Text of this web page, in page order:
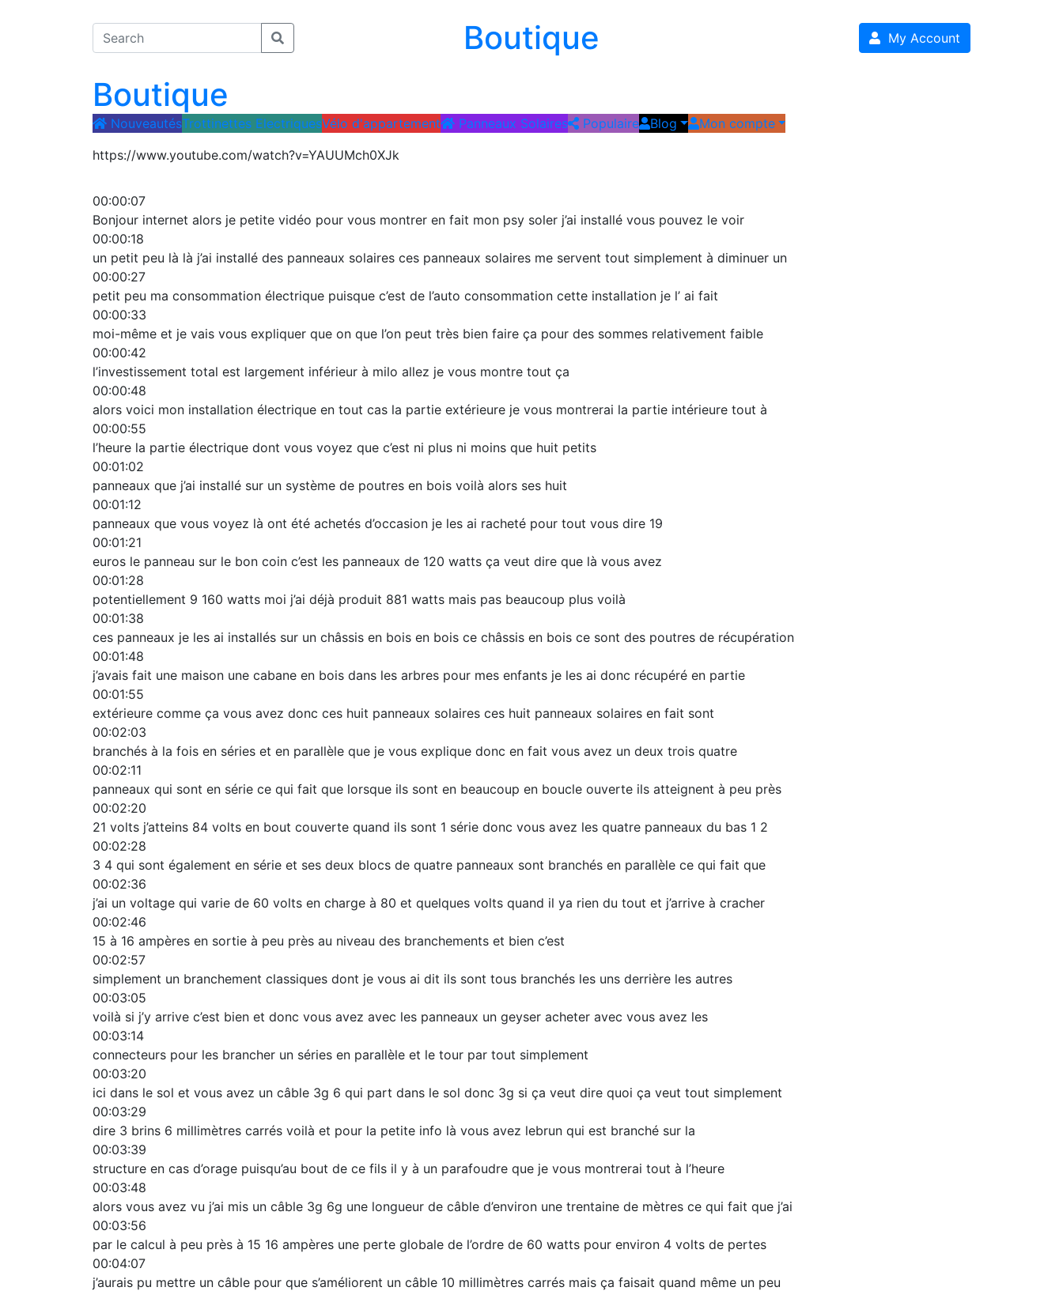
Boutique My Account
Boutique
NouveautésTrottinettes ElectriquesVélo d'appartement Panneaux Solaires Populaire Blog
Mon compte
https://www.youtube.com/watch?v=YAUUMch0XJk
00:00:07
Bonjour internet alors je petite vidéo pour vous montrer en fait mon psy soler j’ai installé vous pouvez le voir
00:00:18
un petit peu là là j’ai installé des panneaux solaires ces panneaux solaires me servent tout simplement à diminuer un
00:00:27
petit peu ma consommation électrique puisque c’est de l’auto consommation cette installation je l’ ai fait
00:00:33
moi-même et je vais vous expliquer que on que l’on peut très bien faire ça pour des sommes relativement faible
00:00:42
l’investissement total est largement inférieur à milo allez je vous montre tout ça
00:00:48
alors voici mon installation électrique en tout cas la partie extérieure je vous montrerai la partie intérieure tout à
00:00:55
l’heure la partie électrique dont vous voyez que c’est ni plus ni moins que huit petits
00:01:02
panneaux que j’ai installé sur un système de poutres en bois voilà alors ses huit
00:01:12
panneaux que vous voyez là ont été achetés d’occasion je les ai racheté pour tout vous dire 19
00:01:21
euros le panneau sur le bon coin c’est les panneaux de 120 watts ça veut dire que là vous avez
00:01:28
potentiellement 9 160 watts moi j’ai déjà produit 881 watts mais pas beaucoup plus voilà
00:01:38
ces panneaux je les ai installés sur un châssis en bois en bois ce châssis en bois ce sont des poutres de récupération
00:01:48
j’avais fait une maison une cabane en bois dans les arbres pour mes enfants je les ai donc récupéré en partie
00:01:55
extérieure comme ça vous avez donc ces huit panneaux solaires ces huit panneaux solaires en fait sont
00:02:03
branchés à la fois en séries et en parallèle que je vous explique donc en fait vous avez un deux trois quatre
00:02:11
panneaux qui sont en série ce qui fait que lorsque ils sont en beaucoup en boucle ouverte ils atteignent à peu près
00:02:20
21 volts j’atteins 84 volts en bout couverte quand ils sont 1 série donc vous avez les quatre panneaux du bas 1 2
00:02:28
3 4 qui sont également en série et ses deux blocs de quatre panneaux sont branchés en parallèle ce qui fait que
00:02:36
j’ai un voltage qui varie de 60 volts en charge à 80 et quelques volts quand il ya rien du tout et j’arrive à cracher
00:02:46
15 à 16 ampères en sortie à peu près au niveau des branchements et bien c’est
00:02:57
simplement un branchement classiques dont je vous ai dit ils sont tous branchés les uns derrière les autres
00:03:05
voilà si j’y arrive c’est bien et donc vous avez avec les panneaux un geyser acheter avec vous avez les
00:03:14
connecteurs pour les brancher un séries en parallèle et le tour par tout simplement
00:03:20
ici dans le sol et vous avez un câble 3g 6 qui part dans le sol donc 3g si ça veut dire quoi ça veut tout simplement
00:03:29
dire 3 brins 6 millimètres carrés voilà et pour la petite info là vous avez lebrun qui est branché sur la
00:03:39
structure en cas d’orage puisqu’au bout de ce fils il y à un parafoudre que je vous montrerai tout à l’heure
00:03:48
alors vous avez vu j’ai mis un câble 3g 6g une longueur de câble d’environ une trentaine de mètres ce qui fait que j’ai
00:03:56
par le calcul à peu près à 15 16 ampères une perte globale de l’ordre de 60 watts pour environ 4 volts de pertes
00:04:07
j’aurais pu mettre un câble pour que s’améliorent un câble 10 millimètres carrés mais ça faisait quand même un peu